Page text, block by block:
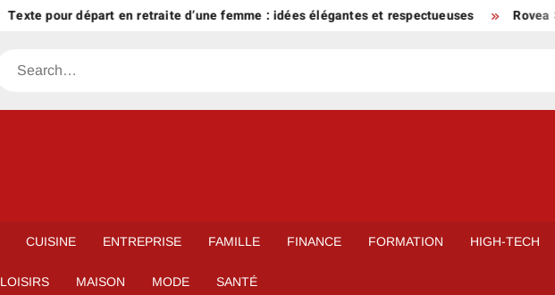
Texte pour départ en retraite d’une femme : idées élégantes et respectueuses Rovea
Search
CUISINE ENTREPRISE FAMILLE FINANCE FORMATION HIGH-TECH
LOISIRS MAISON MODE SANTÉ